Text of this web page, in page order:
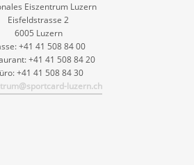
Eiszentrum Luzern
Eisfeldstrasse 2
6005 Luzern
+41 41 508 84 00
+41 41 508 84 20
+41 41 508 84 30
luzern.ch